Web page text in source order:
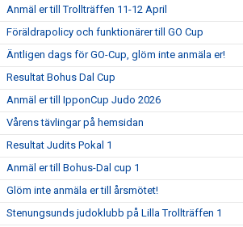
Anmäl er till Trollträffen 11-12 April
Föräldrapolicy och funktionärer till GO Cup
Äntligen dags för GO-Cup, glöm inte anmäla er!
Resultat Bohus Dal Cup
Anmäl er till IpponCup Judo 2026
Vårens tävlingar på hemsidan
Resultat Judits Pokal 1
Anmäl er till Bohus-Dal cup 1
Glöm inte anmäla er till årsmötet!
Stenungsunds judoklubb på Lilla Trollträffen 1